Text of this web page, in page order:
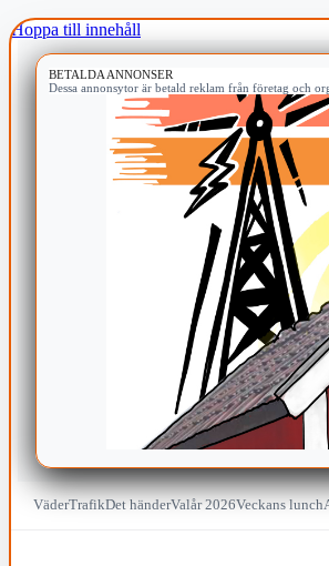
Hoppa till innehåll
BETALDA ANNONSER
Dessa annonsytor är betald reklam från företag och
VäderTrafikDet händerValår 2026Veckans lunch